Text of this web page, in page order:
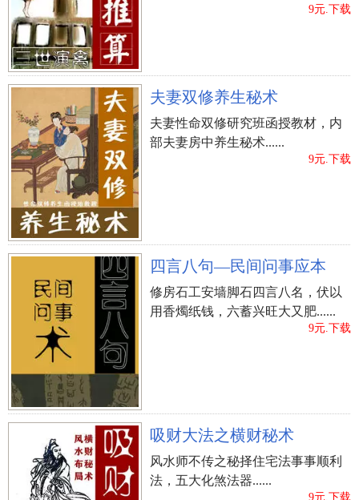
9元.下载
夫妻双修养生秘术
夫妻性命双修研究班函授教材，内
部夫妻房中养生秘术......
9元.下载
四言八句—民间问事应本
修房石工安墙脚石四言八名，伏以
用香燭纸钱，六蓄兴旺大又肥......
9元.下载
吸财大法之横财秘术
风水师不传之秘择住宅法事事顺利
法，五大化煞法器......
9元.下载